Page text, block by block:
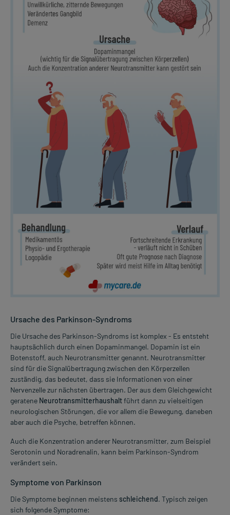
Ursache des Parkinson-Syndroms
Die Ursache des Parkinson-Syndroms ist komplex - Es entsteht
hauptsächlich durch einen Dopaminmangel. Dopamin ist ein
Botenstoff, auch Neurotransmitter genannt. Neurotransmitter
sind für die Signalübertragung zwischen den Körperzellen
zuständig, das bedeutet, dass sie Informationen von einer
Nervenzelle zur nächsten übertragen. Der aus dem Gleichgewicht
geratene Neurotransmitterhaushaltführt dann zu vielseitigen
neurologischen Störungen, die vor allem die Bewegung, daneben
aber auch die Psyche, betreffen können.
Auch die Konzentration anderer Neurotransmitter, zum Beispiel
Serotonin und Noradrenalin, kann beim Parkinson-Syndrom
verändert sein.
Symptome von Parkinson
Die Symptome beginnen meistens schleichend. Typisch zeigen
sich folgende Symptome: